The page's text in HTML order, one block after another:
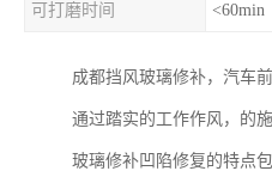
可打磨时间 <60min
成都挡风玻璃修补，汽车
通过踏实的工作作风，的
玻璃修补凹陷修复的特点包